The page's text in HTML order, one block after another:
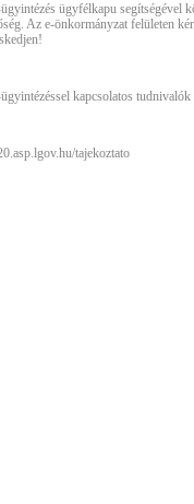
ügyfélkapu segítségével
Az e-önkormányzat felületen
kapcsolatos
tajekoztato